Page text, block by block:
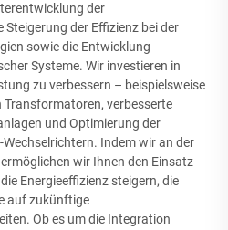
der
der Effizienz bei der
sowie die Entwicklung
Systeme. Wir investieren in
zu verbessern – beispielsweise
verbesserte
und Optimierung der
Indem wir an der
wir Ihnen den Einsatz
Energieeffizienz steigern, die
auf zukünftige
Ob es um die Integration